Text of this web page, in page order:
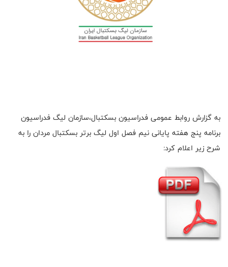
به گزارش روابط عمومی فدراسیون بسکتبال،سازمان لیگ فدراسیون
برنامه پنج هفته پایانی نیم فصل اول لیگ برتر بسکتبال مردان را به
شرح زیر اعلام کرد: